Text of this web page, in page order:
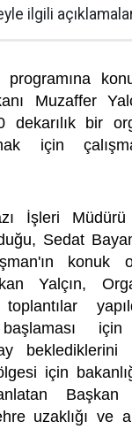
ilgili
programına
Muzaffer
dekarılık bir
için
İşleri Müdürü
Sedat
konuk
Yalçın,
başlaması
beklediklerini
için
Başkan
uzaklığı ve